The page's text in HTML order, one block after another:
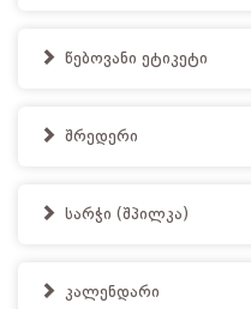
წებოვანი ეტიკეტი
შრედერი
სარჭი (შპილკა)
კალენდარი